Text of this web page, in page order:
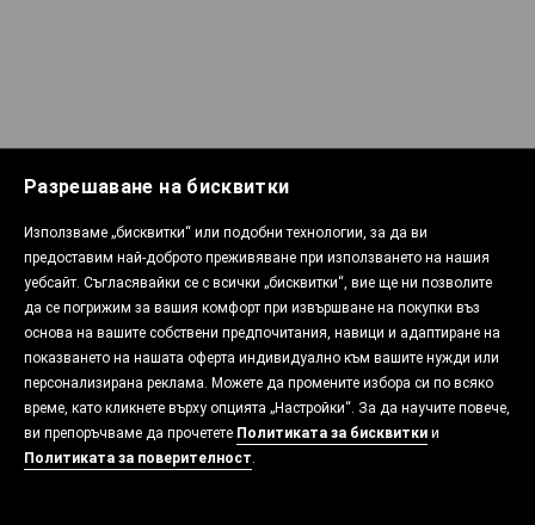
Разрешаване на бисквитки
Използваме „бисквитки“ или подобни технологии, за да ви
предоставим най-доброто преживяване при използването на нашия
уебсайт. Съгласявайки се с всички „бисквитки“, вие ще ни позволите
да се погрижим за вашия комфорт при извършване на покупки въз
основа на вашите собствени предпочитания, навици и адаптиране на
показването на нашата оферта индивидуално към вашите нужди или
персонализирана реклама. Можете да промените избора си по всяко
време, като кликнете върху опцията „Настройки“. За да научите повече,
ви препоръчваме да прочетете Политиката за бисквитки и
Политиката за поверителност.